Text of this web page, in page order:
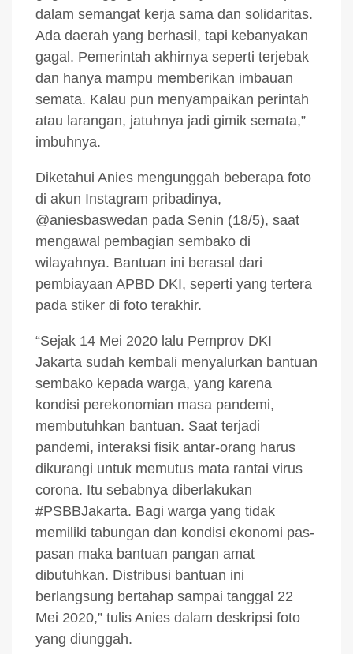
dalam semangat kerja sama dan solidaritas.
Ada daerah yang berhasil, tapi kebanyakan
gagal. Pemerintah akhirnya seperti terjebak
dan hanya mampu memberikan imbauan
semata. Kalau pun menyampaikan perintah
atau larangan, jatuhnya jadi gimik semata,”
imbuhnya.
Diketahui Anies mengunggah beberapa foto
di akun Instagram pribadinya,
@aniesbaswedan pada Senin (18/5), saat
mengawal pembagian sembako di
wilayahnya. Bantuan ini berasal dari
pembiayaan APBD DKI, seperti yang tertera
pada stiker di foto terakhir.
“Sejak 14 Mei 2020 lalu Pemprov DKI
Jakarta sudah kembali menyalurkan bantuan
sembako kepada warga, yang karena
kondisi perekonomian masa pandemi,
membutuhkan bantuan. Saat terjadi
pandemi, interaksi fisik antar-orang harus
dikurangi untuk memutus mata rantai virus
corona. Itu sebabnya diberlakukan
#PSBBJakarta. Bagi warga yang tidak
memiliki tabungan dan kondisi ekonomi pas-
pasan maka bantuan pangan amat
dibutuhkan. Distribusi bantuan ini
berlangsung bertahap sampai tanggal 22
Mei 2020,” tulis Anies dalam deskripsi foto
yang diunggah.